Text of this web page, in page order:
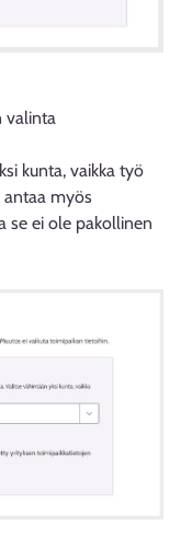
valinta
kunta, vaikka työ
antaa myös
se ei ole pakollinen